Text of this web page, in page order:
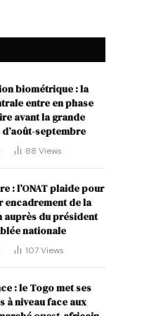
biométrique : la
entre en phase
avant la grande
septembre
88 Views
: l’ONAT plaide pour
encadrement de la
auprès du président
nationale
107Views
: le Togo met ses
à niveau face aux